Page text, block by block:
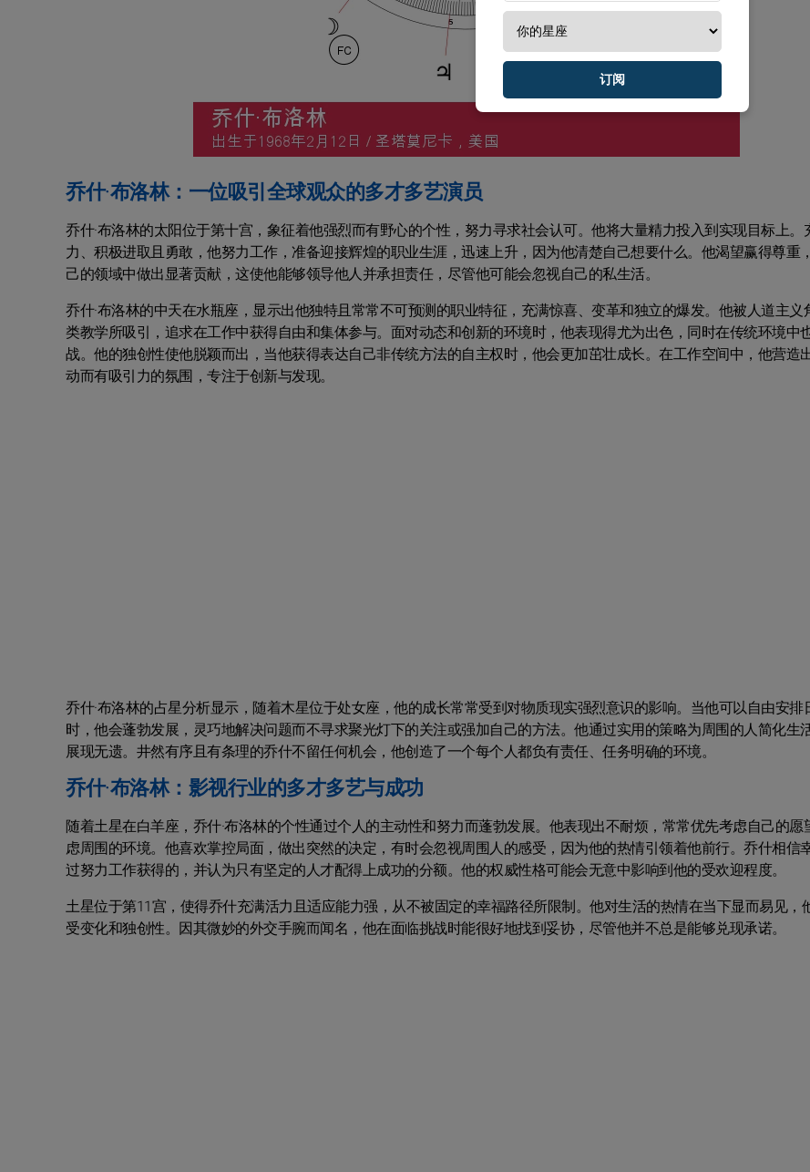
乔什·布洛林：一位吸引全球观众的多才多艺演员
乔什·布洛林的太阳位于第十宫，象征着他强烈而有野心的个性，努力寻求社会认可。他将大量精力投入到实现目标上。
力、积极进取且勇敢，他努力工作，准备迎接辉煌的职业生涯，迅速上升，因为他清楚自己想要什么。他渴望赢得尊重
己的领域中做出显著贡献，这使他能够领导他人并承担责任，尽管他可能会忽视自己的私生活。
乔什·布洛林的中天在水瓶座，显示出他独特且常常不可预测的职业特征，充满惊喜、变革和独立的爆发。他被人道主义
类教学所吸引，追求在工作中获得自由和集体参与。面对动态和创新的环境时，他表现得尤为出色，同时在传统环境中
战。他的独创性使他脱颖而出，当他获得表达自己非传统方法的自主权时，他会更加茁壮成长。在工作空间中，他营造
动而有吸引力的氛围，专注于创新与发现。
乔什·布洛林的占星分析显示，随着木星位于处女座，他的成长常常受到对物质现实强烈意识的影响。当他可以自由安排
时，他会蓬勃发展，灵巧地解决问题而不寻求聚光灯下的关注或强加自己的方法。他通过实用的策略为周围的人简化生
展现无遗。井然有序且有条理的乔什不留任何机会，他创造了一个每个人都负有责任、任务明确的环境。
乔什·布洛林：影视行业的多才多艺与成功
随着土星在白羊座，乔什·布洛林的个性通过个人的主动性和努力而蓬勃发展。他表现出不耐烦，常常优先考虑自己的愿
虑周围的环境。他喜欢掌控局面，做出突然的决定，有时会忽视周围人的感受，因为他的热情引领着他前行。乔什相信
过努力工作获得的，并认为只有坚定的人才配得上成功的分额。他的权威性格可能会无意中影响到他的受欢迎程度。
土星位于第11宫，使得乔什充满活力且适应能力强，从不被固定的幸福路径所限制。他对生活的热情在当下显而易见，
受变化和独创性。因其微妙的外交手腕而闻名，他在面临挑战时能很好地找到妥协，尽管他并不总是能够兑现承诺。
订阅